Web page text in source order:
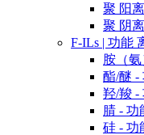
聚 阳
聚 阴
F-ILs | 功能
胺（
酯/醚 -
羟/羧 -
腈 - 功
硅 - 功